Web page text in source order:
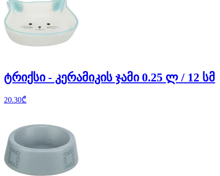
ტრიქსი - კერამიკის ჯამი 0.25 ლ / 12 სმ
20.30₾